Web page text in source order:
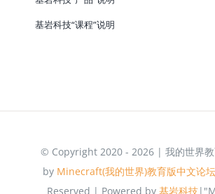
基岩科技“课程”说明
© Copyright 2020 - 2026 | 我的世界教
by Minecraft(我的世界)教育版中文论坛
Reserved | Powered by 基岩科技